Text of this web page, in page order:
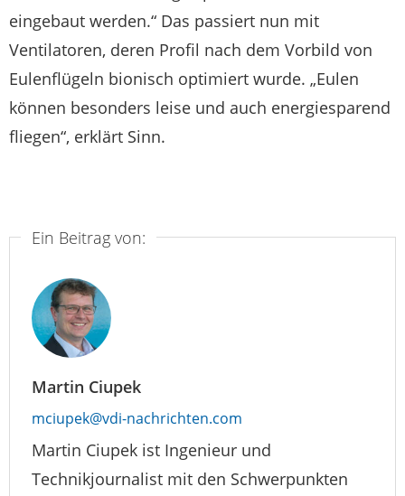
eingebaut werden.“ Das passiert nun mit
Ventilatoren, deren Profil nach dem Vorbild von
Eulenflügeln bionisch optimiert wurde. „Eulen
können besonders leise und auch energiesparend
fliegen“, erklärt Sinn.
Ein Beitrag von:
Martin Ciupek
mciupek@vdi-nachrichten.com
Martin Ciupek ist Ingenieur und
Technikjournalist mit den Schwerpunkten